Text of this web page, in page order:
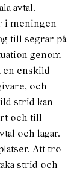
avtal.
i meningen
till segrar på
genom
en enskild
och
strid kan
och till
och lagar.
Att tro
strid och